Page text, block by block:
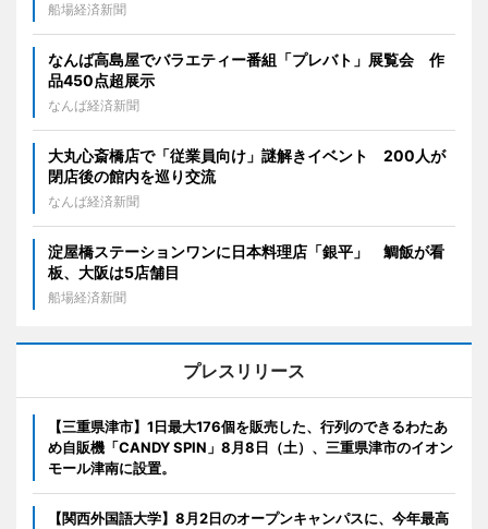
船場経済新聞
なんば高島屋でバラエティー番組「プレバト」展覧会 作
品450点超展示
なんば経済新聞
大丸心斎橋店で「従業員向け」謎解きイベント 200人が
閉店後の館内を巡り交流
なんば経済新聞
淀屋橋ステーションワンに日本料理店「銀平」 鯛飯が看
板、大阪は5店舗目
船場経済新聞
プレスリリース
【三重県津市】1日最大176個を販売した、行列のできるわたあ
め自販機「CANDY SPIN」8月8日（土）、三重県津市のイオン
モール津南に設置。
【関西外国語大学】8月2日のオープンキャンパスに、今年最高